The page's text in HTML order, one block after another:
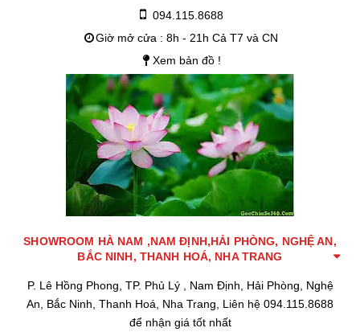
094.115.8688
Giờ mở cửa : 8h - 21h Cả T7 và CN
Xem bản đồ !
SHOWROOM HÀ NAM ,NAM ĐỊNH,HẢI PHÒNG, NGHỆ AN,
BẮC NINH, THANH HOÁ, NHA TRANG
P. Lê Hồng Phong, TP. Phủ Lý , Nam Định, Hải Phòng, Nghệ
An, Bắc Ninh, Thanh Hoá, Nha Trang, Liên hệ 094.115.8688
để nhận giá tốt nhất